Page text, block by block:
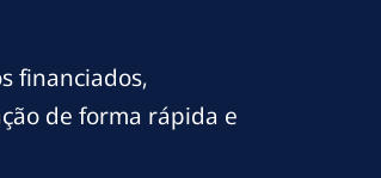
financiados,
de forma rápida e